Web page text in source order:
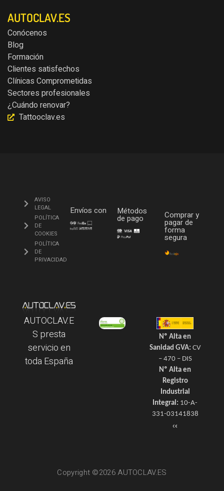
AUTOCLAV.ES
Conócenos
Blog
Formación
Clientes satisfechos
Clínicas Comprometidas
Sectores profesionales
¿Cuándo renovar?
Tattooclav.es
AVISO
LEGAL
POLÍTICA
DE
COOKIES
POLÍTICA
DE
PRIVACIDAD
Envíos con Métodos
de pago Comprar y
pagar de
forma
segura
AUTOCLAV.E
S presta
servicio en
toda España
Nº Alta en
Sanidad GVA: CV
– 470 – DIS
Nº Alta en
Registro
Industrial
Integral: 10-A-
331-03141838
Copyright ©2026 AUTOCLAV.ES